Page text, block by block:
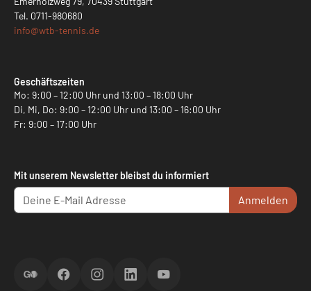
Tel. 0711-980680
info@wtb-tennis.de
Geschäftszeiten
Mo: 9:00 – 12:00 Uhr und 13:00 – 18:00 Uhr
Di, Mi, Do: 9:00 – 12:00 Uhr und 13:00 – 16:00 Uhr
Fr: 9:00 – 17:00 Uhr
Mit unserem Newsletter bleibst du informiert
Anmelden
ScoreGOFacebookInstagramLinkedInYouTube